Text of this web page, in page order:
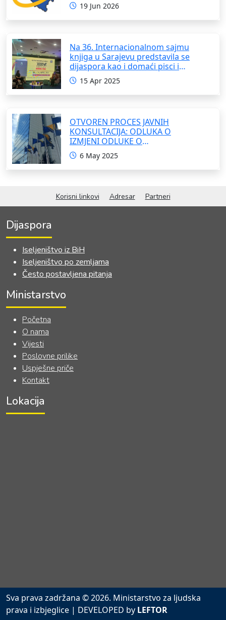
19 Jun 2026
Na 36. Internacionalnom sajmu
knjiga u Sarajevu predstavila se
dijaspora kao i domaći pisci i
umjetnici
15 Apr 2025
OTVOREN PROCES JAVNIH
KONSULTACIJA: ODLUKA O
IZMJENI ODLUKE O
FORMIRANJU INTERRESORNE
RADNE GRUPE ZA IZRADU
OKVIRNOG ZAKONA O
HERCEGOVINE
6 May 2025
Korisni linkovi Adresar Partneri
Dijaspora
Iseljeništvo iz BiH
Iseljeništvo po zemljama
Često postavljena pitanja
Ministarstvo
Početna
O nama
Vijesti
Poslovne prilike
Uspješne priče
Kontakt
Lokacija
Sva prava zadržana © 2026. Ministarstvo za ljudska
prava i izbjeglice | DEVELOPED by LEFTOR